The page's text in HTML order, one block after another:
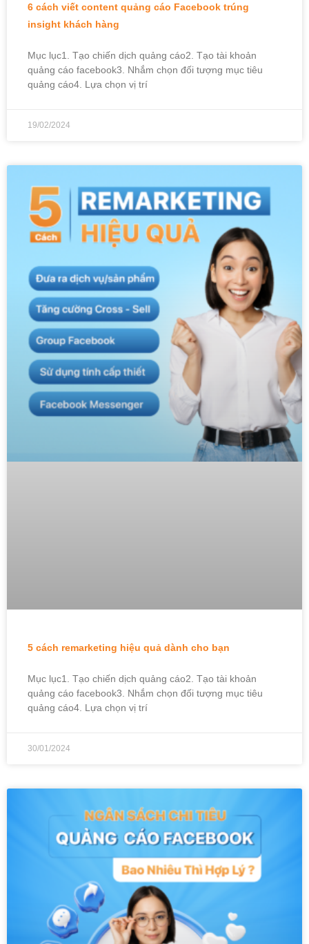
6 cách viết content quảng cáo Facebook trúng
insight khách hàng
Mục lục1. Tạo chiến dịch quảng cáo2. Tạo tài khoản
quảng cáo facebook3. Nhắm chọn đối tượng mục tiêu
quảng cáo4. Lựa chọn vị trí
19/02/2024
5 cách remarketing hiệu quả dành cho bạn
Mục lục1. Tạo chiến dịch quảng cáo2. Tạo tài khoản
quảng cáo facebook3. Nhắm chọn đối tượng mục tiêu
quảng cáo4. Lựa chọn vị trí
30/01/2024